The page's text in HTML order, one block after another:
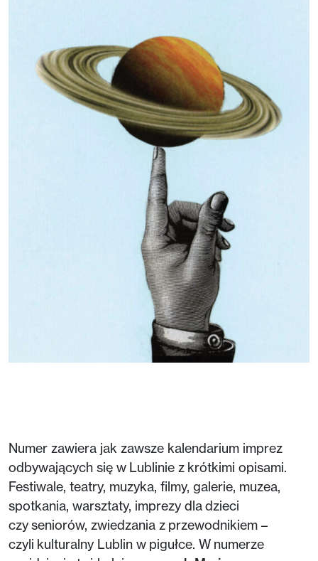
Numer zawiera jak zawsze kalendarium imprez
odbywających się w Lublinie z krótkimi opisami.
Festiwale, teatry, muzyka, filmy, galerie, muzea,
spotkania, warsztaty, imprezy dla dzieci
czy seniorów, zwiedzania z przewodnikiem –
czyli kulturalny Lublin w pigułce. W numerze